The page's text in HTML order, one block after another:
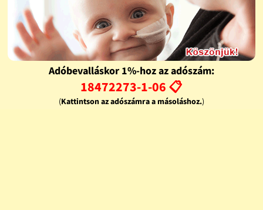
Adóbevalláskor 1%-hoz az adószám:
18472273-1-06 📋
(Kattintson az adószámra a másoláshoz.)